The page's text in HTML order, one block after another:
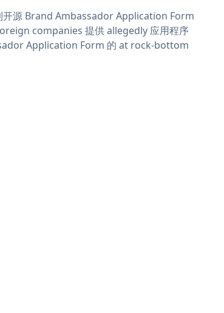
开源 Brand Ambassador Application Form
companies 提供 allegedly 应用程序
Application Form 的 at rock-bottom